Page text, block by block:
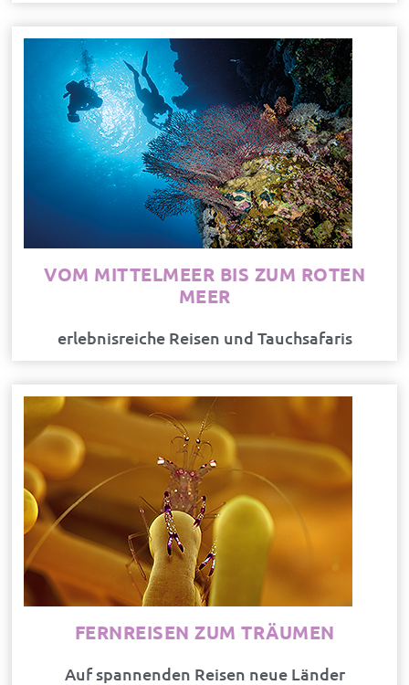
VOM MITTELMEER BIS ZUM ROTEN
MEER
erlebnisreiche Reisen und Tauchsafaris
FERNREISEN ZUM TRÄUMEN
Auf spannenden Reisen neue Länder